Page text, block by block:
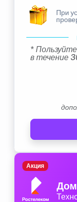
При
*
в течение
Акция